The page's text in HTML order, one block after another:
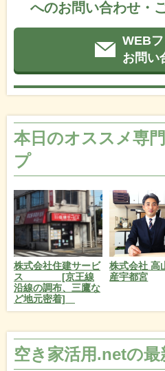
へのお問い合わせ・
WEB
お問い
本日のオススメ専
プ
株式会社住建サービ
ス [京王線
沿線の調布、三鷹な
ど地元密着]
株式会社 高
産宇都宮
空き家活用.netの最